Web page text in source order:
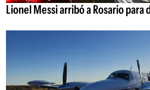
Lionel Messi arribó a Rosario para